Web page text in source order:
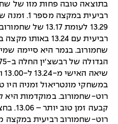
בתוצאה טובה פחות מזו של
רביעית
13.29 לעומת
רביעית עם 13.24
במשחקי מונטריאול זמניה
קבעה זמן